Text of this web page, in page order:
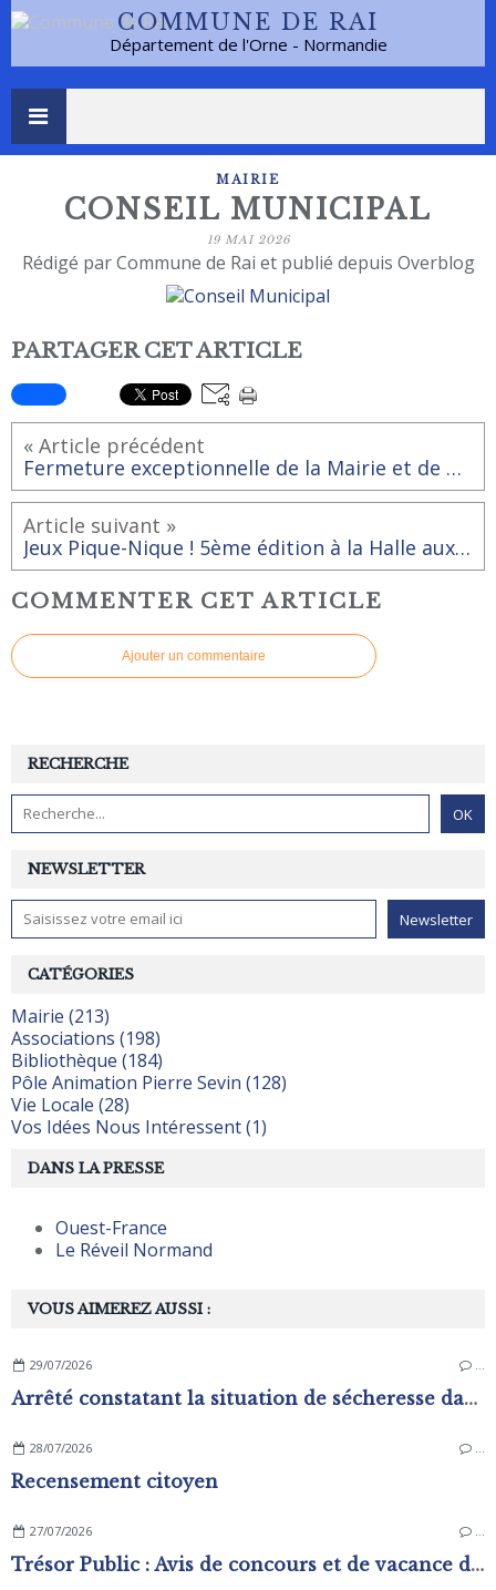
COMMUNE DE RAI
Département de l'Orne - Normandie
MAIRIE
CONSEIL MUNICIPAL
19 MAI 2026
Rédigé par Commune de Rai et publié depuis Overblog
PARTAGER CET ARTICLE
« Article précédent
Fermeture exceptionnelle de la Mairie et de de la bibliothèque - ludothèque
Article suivant »
Jeux Pique-Nique ! 5ème édition à la Halle aux Partages de RAI
COMMENTER CET ARTICLE
Ajouter un commentaire
NEWSLETTER
RECHERCHE
VOUS AIMEREZ AUSSI :
29/07/2026 …
Arrêté constatant la situation de sécheresse dans les zones d'alerte du département de L'Orne
28/07/2026 …
Recensement citoyen
27/07/2026 …
Trésor Public : Avis de concours et de vacance d'emplois
CATÉGORIES
Mairie (213)
Associations (198)
Bibliothèque (184)
Pôle Animation Pierre Sevin (128)
Vie Locale (28)
Vos Idées Nous Intéressent (1)
DANS LA PRESSE
Ouest-France
Le Réveil Normand